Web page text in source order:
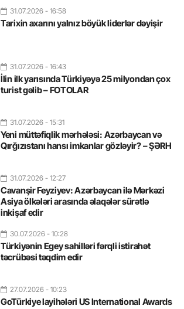
31.07.2026 - 16:58
Tarixin axarını yalnız böyük liderlər dəyişir
31.07.2026 - 16:43
İlin ilk yarısında Türkiyəyə 25 milyondan çox
turist gəlib – FOTOLAR
31.07.2026 - 15:31
Yeni müttəfiqlik mərhələsi: Azərbaycan və
Qırğızıstanı hansı imkanlar gözləyir? – ŞƏRH
31.07.2026 - 12:27
Cavanşir Feyziyev: Azərbaycan ilə Mərkəzi
Asiya ölkələri arasında əlaqələr sürətlə
inkişaf edir
30.07.2026 - 10:28
Türkiyənin Egey sahilləri fərqli istirahət
təcrübəsi təqdim edir
27.07.2026 - 10:23
GoTürkiye layihələri US International Awards